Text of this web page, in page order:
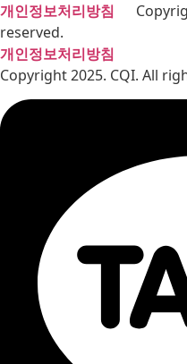
개인정보처리방침
reserved.
개인정보처리방침
Copyright 2025. CQI. All